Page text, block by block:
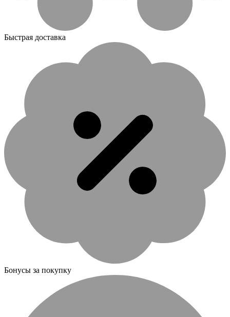
Быстрая доставка
Бонусы за покупку